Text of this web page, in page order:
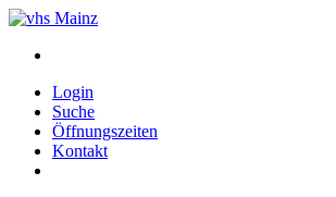
Login
Suche
Öffnungszeiten
Kontakt